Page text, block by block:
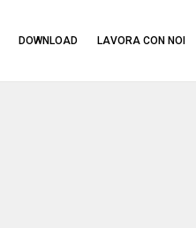
DOWNLOAD LAVORA CON NOI